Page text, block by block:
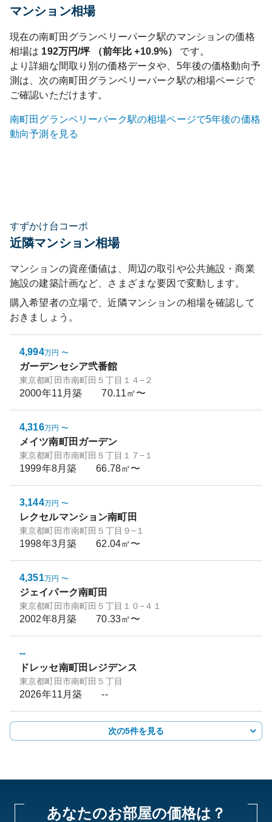
マンション相場
現在の南町田グランベリーパーク駅のマンションの価格
相場は 192万円/坪 （前年比+10.9%）
です。
より詳細な間取り別の価格データや、5年後の価格動向予
測は、次の南町田グランベリーパーク 駅の相場ページで
ご確認いただけます。
南町田グランベリーパーク駅の相場ページで5年後の価格
動向予測を見る
すずかけ台コーポ
近隣マンション相場
マンションの資産価値は、周辺の取引や公共施設・商業
施設の建築計画など、さまざまな要因で変動します。
購入希望者の立場で、近隣マンションの相場を確認して
おきましょう。
4,994万円 〜
ガーデンセシア弐番館
東京都町田市南町田５丁目１４−２
2000年11月築 70.11㎡〜
4,316万円 〜
メイツ南町田ガーデン
東京都町田市南町田５丁目１７−１
1999年8月築 66.78㎡〜
3,144万円 〜
レクセルマンション南町田
東京都町田市南町田５丁目９−１
1998年3月築 62.04㎡〜
4,351万円 〜
ジェイパーク南町田
東京都町田市南町田５丁目１０−４１
2002年8月築 70.33㎡〜
--
ドレッセ南町田レジデンス
東京都町田市南町田５丁目
2026年11月築 --
次の5件を見る
あなたのお部屋の価格は？